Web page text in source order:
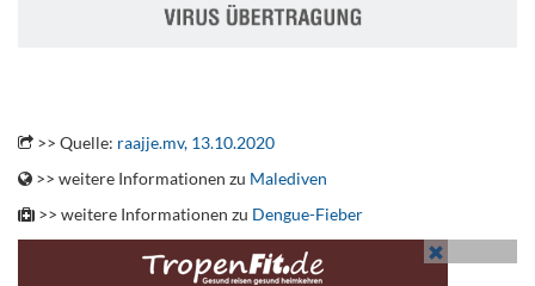
>> Quelle: raajje.mv, 13.10.2020
>> weitere Informationen zu Malediven
>> weitere Informationen zu Dengue-Fieber